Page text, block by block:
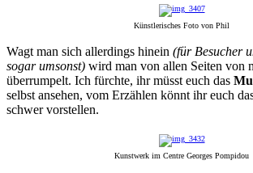
Künstlerisches Foto von Phil
Wagt man sich allerdings hinein (für Besucher
sogar umsonst) wird man von allen Seiten von
überrumpelt. Ich fürchte, ihr müsst euch das
selbst ansehen, vom Erzählen könnt ihr euch
schwer vorstellen.
Kunstwerk im Centre Georges Pompidou